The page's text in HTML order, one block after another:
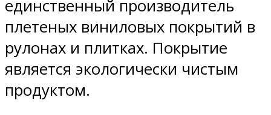
единственный производитель
плетеных виниловых покрытий в
рулонах и плитках. Покрытие
является экологически чистым
продуктом.